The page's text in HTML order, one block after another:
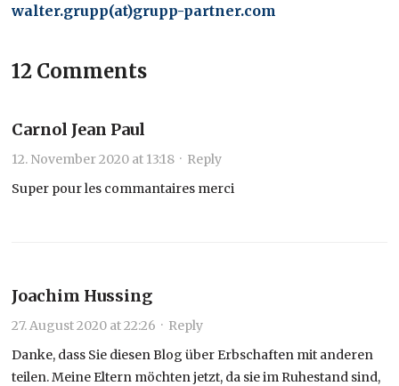
walter.grupp(at)grupp-partner.com
12 Comments
Carnol Jean Paul
12. November 2020 at 13:18 · Reply
Super pour les commantaires merci
Joachim Hussing
27. August 2020 at 22:26 · Reply
Danke, dass Sie diesen Blog über Erbschaften mit anderen
teilen. Meine Eltern möchten jetzt, da sie im Ruhestand sind,